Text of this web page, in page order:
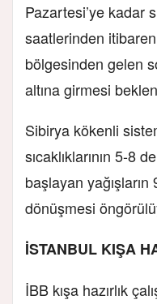
Pazartesi’ye kadar
saatlerinden
bölgesinden gelen
altına girmesi
Sibirya kökenli
sıcaklıklarının 5-8
başlayan
dönüşmesi
İSTANBUL KIŞA
İBB kışa hazırlık